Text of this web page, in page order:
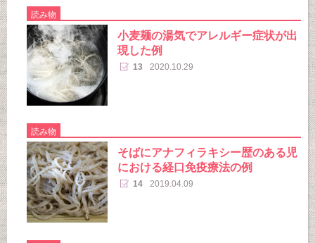
読み物
小麦麺の湯気でアレルギー症状が出
現した例
13 2020.10.29
読み物
そばにアナフィラキシー歴のある児
における経口免疫療法の例
14 2019.04.09